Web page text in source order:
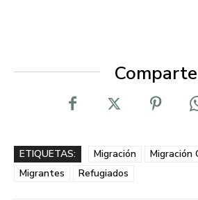
Comparte
ETIQUETAS: Migración
Migración
Migrantes
Refugiados